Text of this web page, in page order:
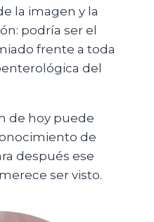
la imagen y la
podría ser el
frente a toda
del
de hoy puede
de
después ese
ser visto.